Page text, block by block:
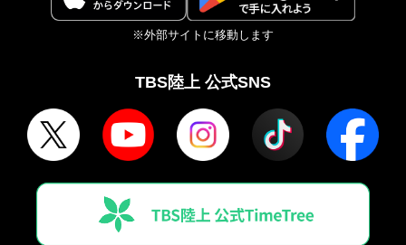
※外部サイトに移動します
TBS陸上 公式SNS